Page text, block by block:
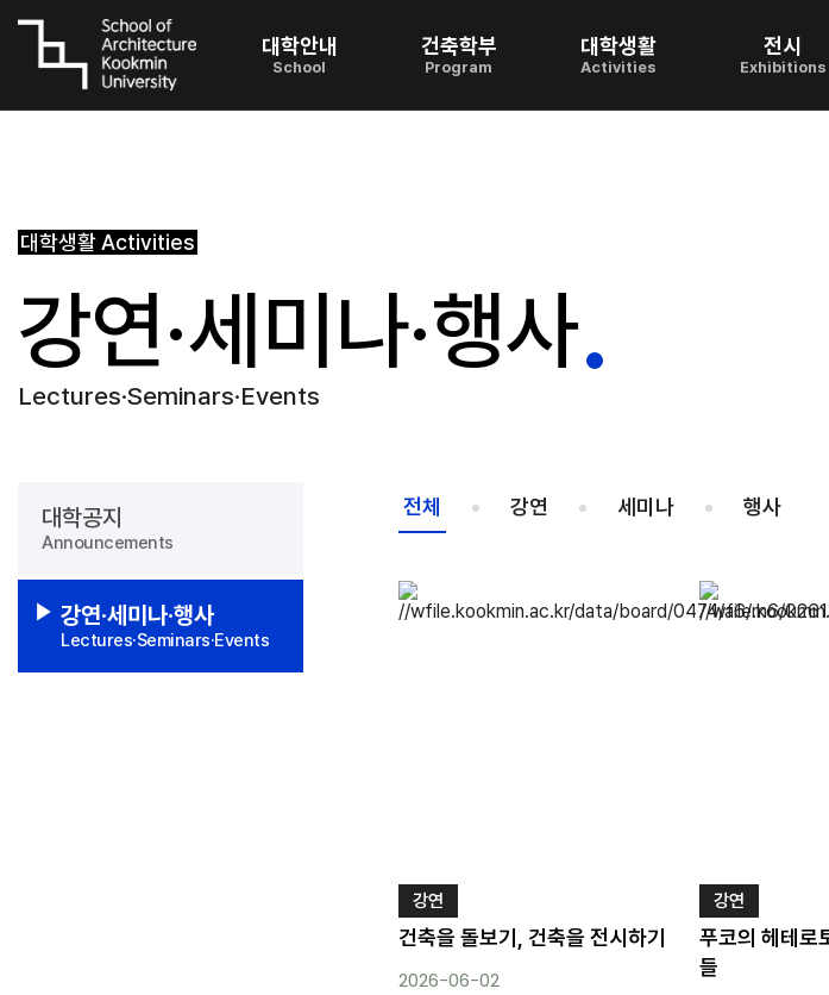
대학안내
School
건축학부
Program
대학생활
Activities
전시
Exhibitions
대학생활Activities
강연·세미나·행사
Lectures·Seminars·Events
대학공지
Announcements
강연·세미나·행사
Lectures·Seminars·Events
전체 강연 세미나 행사
강연
건축을 돌보기, 건축을 전시하기
2026-06-02
강연
푸코의 헤테로
들